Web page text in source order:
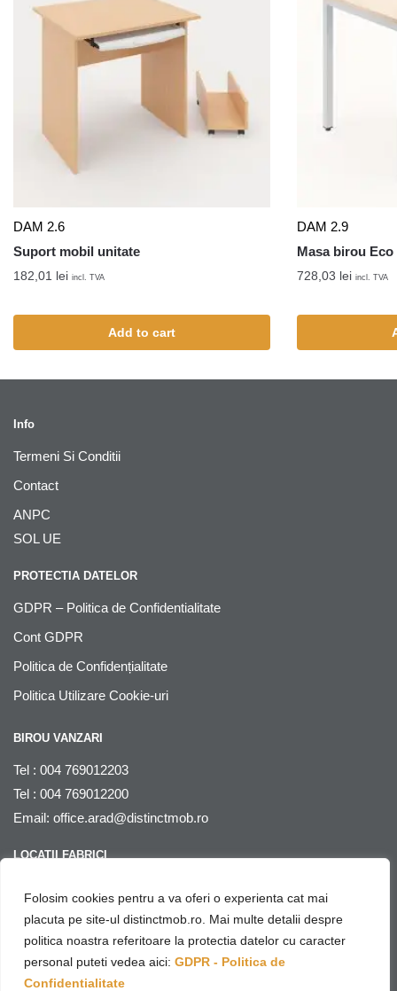
Folosim cookies pentru a va oferi o experienta cat mai
placuta pe site-ul distinctmob.ro. Mai multe detalii despre
politica noastra referitoare la protectia datelor cu caracter
personal puteti vedea aici: GDPR - Politica de
Confidentialitate
DAM 2.6
Suport mobil unitate
182,01 lei incl. TVA
Add to cart
DAM 2.9
Masa birou Eco
728,03 lei incl. TVA
Info
Termeni Si Conditii
Contact
ANPC
SOL UE
PROTECTIA DATELOR
GDPR – Politica de Confidentialitate
Cont GDPR
Politica de Confidențialitate
Politica Utilizare Cookie-uri
BIROU VANZARI
Tel : 004 769012203
Tel : 004 769012200
Email: office.arad@distinctmob.ro
LOCATII FABRICI
Romania
© Distinctmob 2020
Website & SEO byNetring Media – with♥